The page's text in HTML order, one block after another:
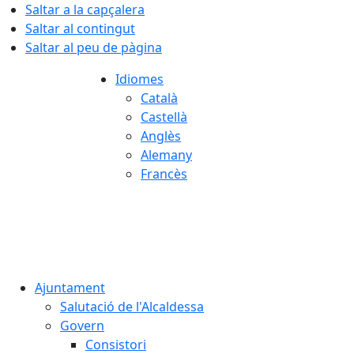
Saltar a la capçalera
Saltar al contingut
Saltar al peu de pàgina
Idiomes
Català
Castellà
Anglès
Alemany
Francès
Ajuntament
Salutació de l'Alcaldessa
Govern
Consistori